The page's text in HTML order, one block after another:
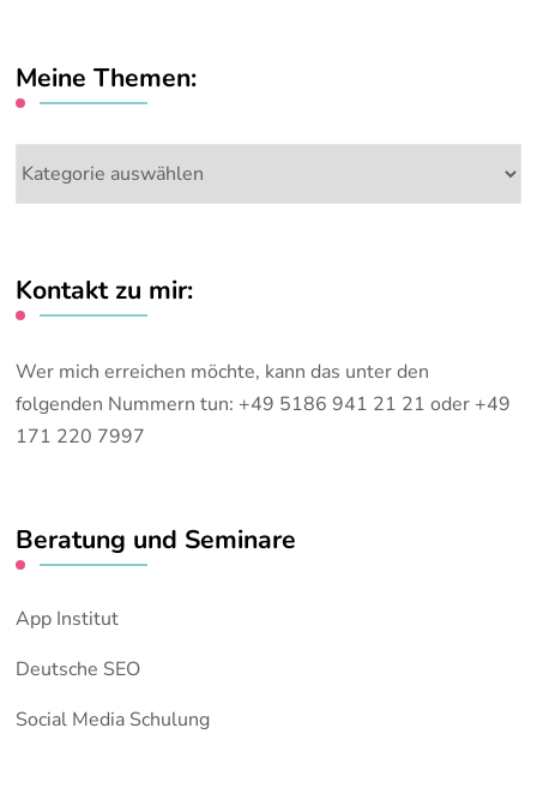
Meine Themen:
Meine
Themen:
Kontakt zu mir:
Wer mich erreichen möchte, kann das unter den
folgenden Nummern tun: +49 5186 941 21 21 oder +49
171 220 7997
Beratung und Seminare
App Institut
Deutsche SEO
Social Media Schulung